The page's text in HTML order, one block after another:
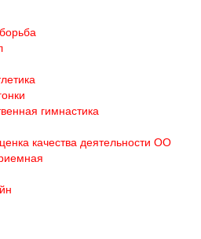
гимнастика
качества деятельности ОО